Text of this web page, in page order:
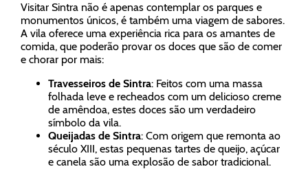
Visitar Sintra não é apenas contemplar os parques e
monumentos únicos, é também uma viagem de sabores.
A vila oferece uma experiência rica para os amantes de
comida, que poderão provar os doces que são de comer
e chorar por mais:
Travesseiros de Sintra: Feitos com uma massa
folhada leve e recheados com um delicioso creme
de amêndoa, estes doces são um verdadeiro
símbolo da vila.
Queijadas de Sintra: Com origem que remonta ao
século XIII, estas pequenas tartes de queijo, açúcar
e canela são uma explosão de sabor tradicional.